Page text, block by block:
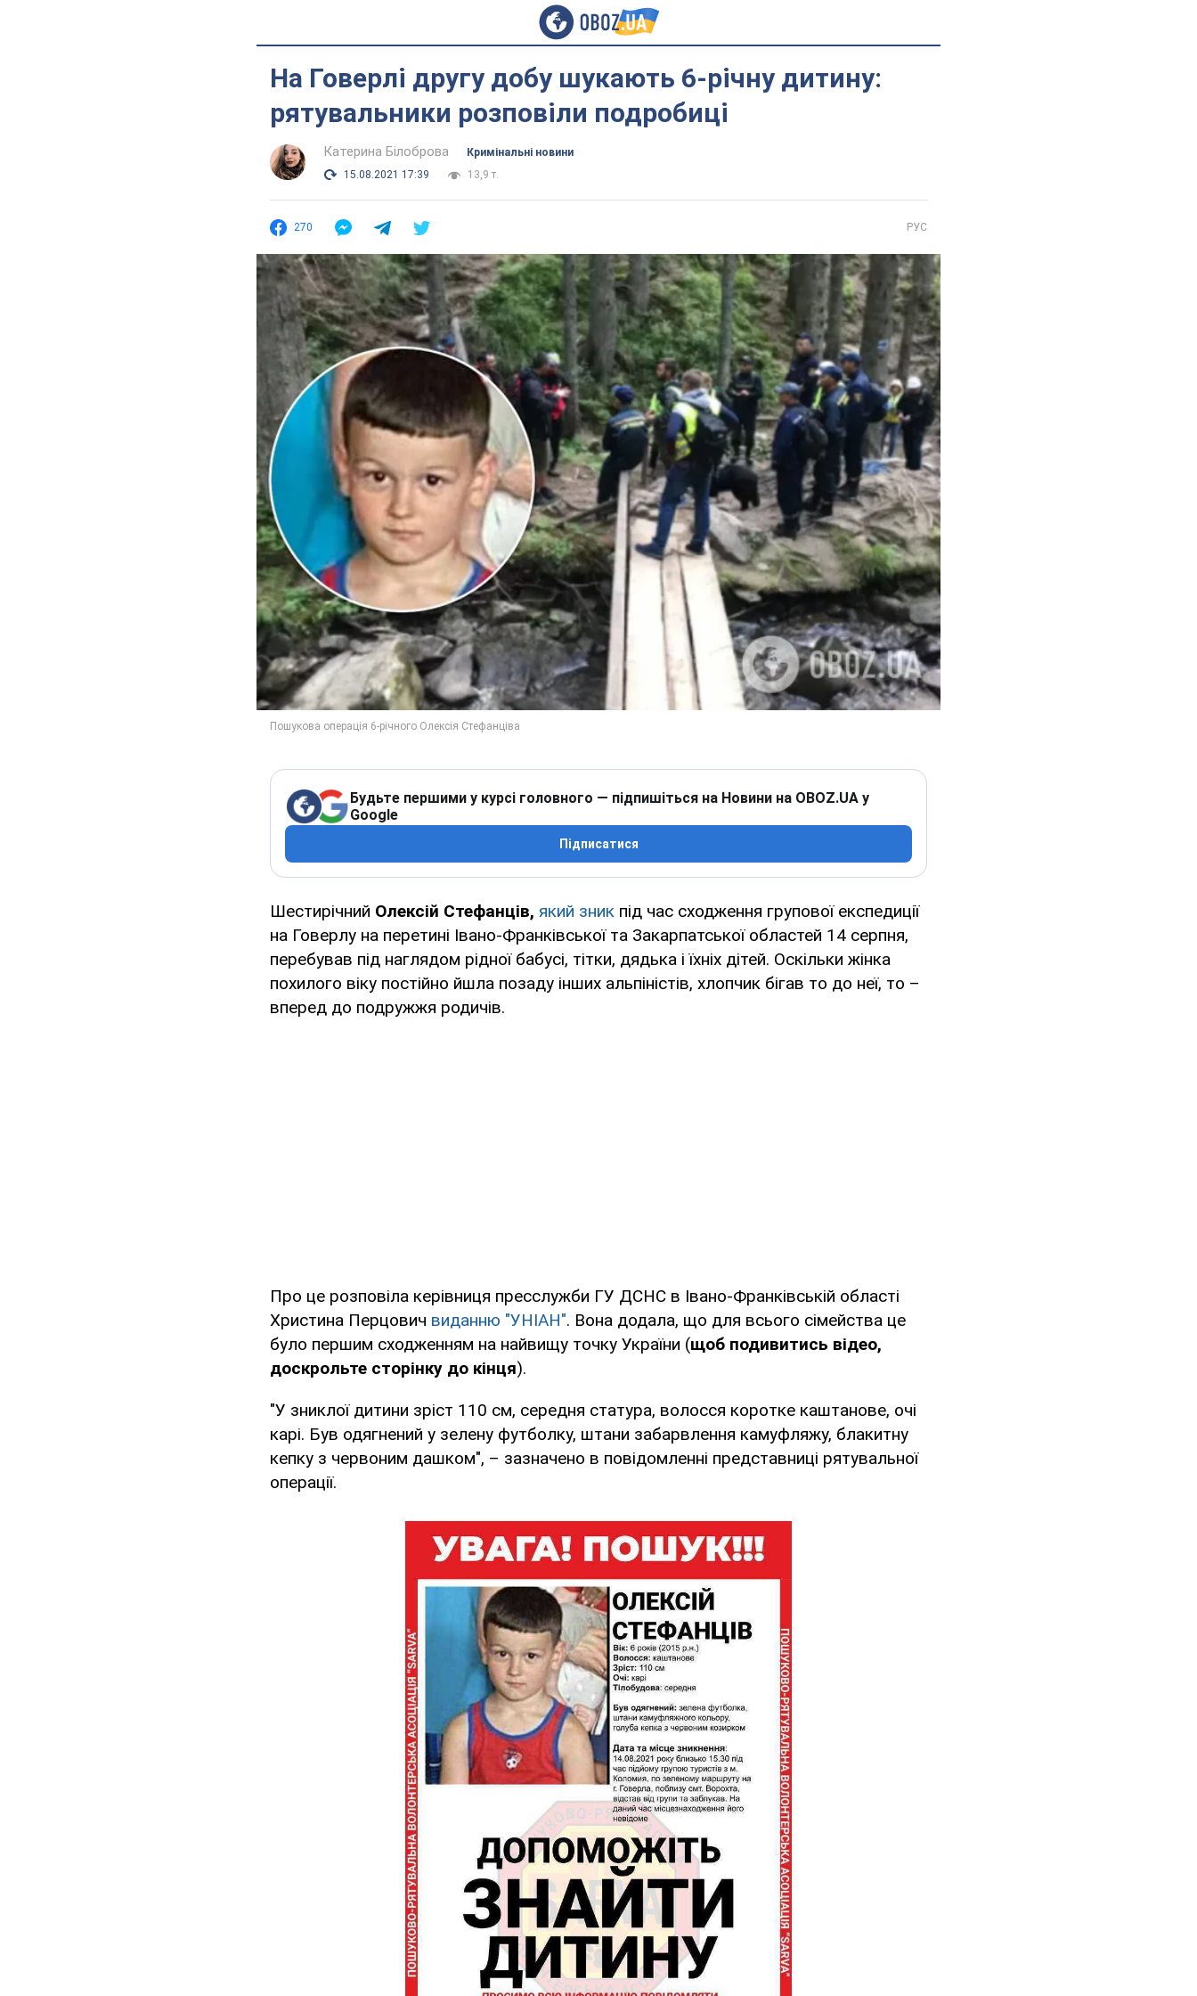
На Говерлі другу добу шукають 6-річну дитину:
рятувальники розповіли подробиці
Катерина Білоброва
Кримінальні новини
15.08.2021 17:39
13,9 т.
270 РУС
Будьте першими у курсі головного — підпишіться на Новини на OBOZ.UA у
Google
Підписатися
Шестирічний Олексій Стефанців, який зник під час сходження групової експедиції
на Говерлу на перетині Івано-Франківської та Закарпатської областей 14 серпня,
перебував під наглядом рідної бабусі, тітки, дядька і їхніх дітей. Оскільки жінка
похилого віку постійно йшла позаду інших альпіністів, хлопчик бігав то до неї, то –
вперед до подружжя родичів.
Про це розповіла керівниця пресслужби ГУ ДСНС в Івано-Франківській області
Христина Перцович виданню "УНІАН". Вона додала, що для всього сімейства це
було першим сходженням на найвищу точку України (щоб подивитись відео,
доскрольте сторінку до кінця).
"У зниклої дитини зріст 110 см, середня статура, волосся коротке каштанове, очі
карі. Був одягнений у зелену футболку, штани забарвлення камуфляжу, блакитну
кепку з червоним дашком", – зазначено в повідомленні представниці рятувальної
операції.